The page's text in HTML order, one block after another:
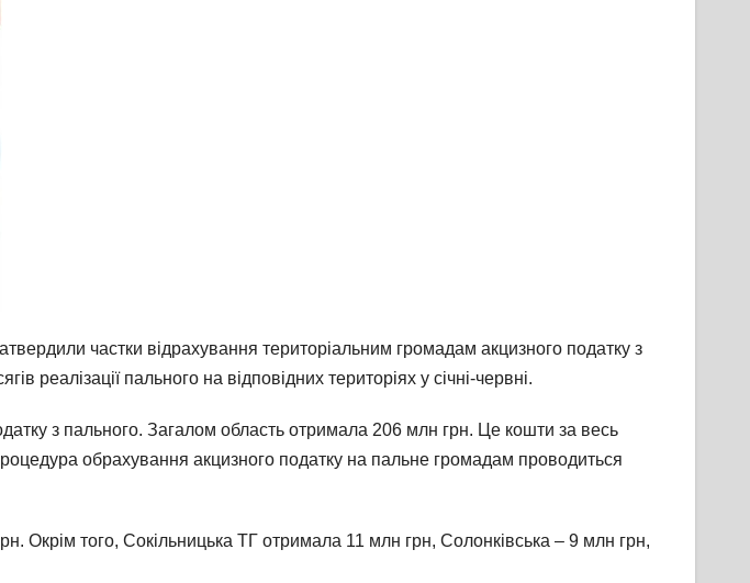
частки відрахування територіальним громадам акцизного податку з
реалізації пального на відповідних територіях у січні-червні.
з пального. Загалом область отримала 206 млн грн. Це кошти за весь
обрахування акцизного податку на пальне громадам проводиться
Окрім того, Сокільницька ТГ отримала 11 млн грн, Солонківська – 9 млн грн,